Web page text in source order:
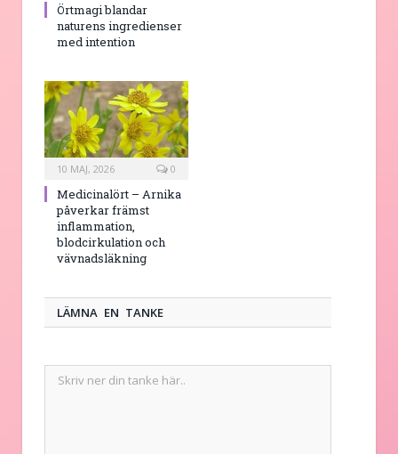
Örtmagi blandar
naturens ingredienser
med intention
10 MAJ, 2026 0
Medicinalört – Arnika
påverkar främst
inflammation,
blodcirkulation och
vävnadsläkning
LÄMNA EN TANKE